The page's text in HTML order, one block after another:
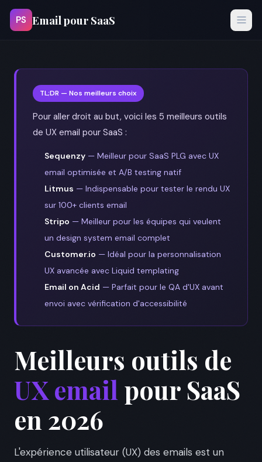
PS Email pour SaaS
TL;DR — Nos meilleurs choix
Pour aller droit au but, voici les 5 meilleurs outils
de UX email pour SaaS :
Sequenzy — Meilleur pour SaaS PLG avec UX
email optimisée et A/B testing natif
Litmus — Indispensable pour tester le rendu UX
sur 100+ clients email
Stripo — Meilleur pour les équipes qui veulent
un design system email complet
Customer.io — Idéal pour la personnalisation
UX avancée avec Liquid templating
Email on Acid — Parfait pour le QA d'UX avant
envoi avec vérification d'accessibilité
Meilleurs outils de
UX email pour SaaS
en 2026
L'expérience utilisateur (UX) des emails est un